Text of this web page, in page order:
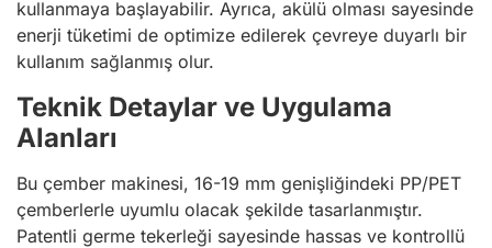
kullanmaya başlayabilir. Ayrıca, akülü olması sayesinde
enerji tüketimi de optimize edilerek çevreye duyarlı bir
kullanım sağlanmış olur.
Teknik Detaylar ve Uygulama
Alanları
Bu çember makinesi, 16-19 mm genişliğindeki PP/PET
çemberlerle uyumlu olacak şekilde tasarlanmıştır.
Patentli germe tekerleği sayesinde hassas ve kontrollü